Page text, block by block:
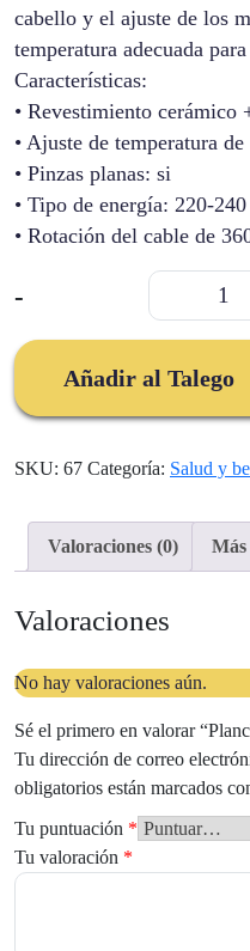
cabello y el ajuste de los
temperatura adecuada
Características:
• Revestimiento cerámico
• Ajuste de temperatura
• Pinzas planas: si
• Tipo de energía: 220-
• Rotación del cable de
-
Añadir al Talego
SKU: 67 Categoría: Salud y
Valoraciones (0)
Valoraciones
No hay valoraciones aún.
Sé el primero en valorar
Tu dirección de correo
obligatorios están marcados
Tu puntuación *
Tu valoración *